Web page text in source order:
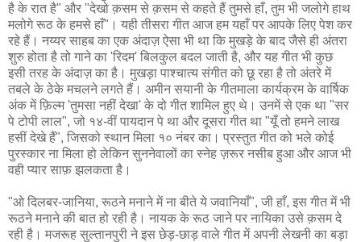
है के रात है" और "देखो क़सम से क़सम से कहते हैं तुमसे हाँ, तुम भी जलोगे हाथ
मलोगे रूठ के हमसे हाँ"। यही तीसरा गीत आज हम यहाँ पर आपके लिए पेश कर
रहे हैं। नय्यर साहब का एक अंदाज़ ऐसा भी था कि मुखड़े के बाद जैसे ही अंतरा
शुरु होता है तो गाने का 'रिदम' बिलकुल बदल जाती है, और यह गीत भी कुछ
इसी तरह के अंदाज़ का है। मुखड़ा पाश्चात्य संगीत को छू रहा है तो अंतरे में
तबले के ठेके मचलने लगते हैं। अमीन सयानी के गीतमाला कार्यक्रम के वार्षिक
अंक में फ़िल्म 'तुमसा नहीं देखा' के दो गीत शामिल हुए थे। उनमें से एक था "सर
पे टोपी लाल", जो १४-वीं पायदान पे था और दूसरा गीत था "यूँ तो हमने लाख
हसीं देखे हैं", जिसको स्थान मिला १० नंबर का। प्रस्तुत गीत को भले कोई
पुरस्कार ना मिला हो लेकिन सुननेवालों का स्नेह ज़रूर नसीब हुआ और आज भी
वही प्यार साफ़ झलकता है।
"ओ दिलबर-जानिया, रूठने मनाने में ना बीते ये जवानियाँ", जी हाँ, इस गीत में भी
रूठने मनाने की बात हो रही है। नायक के रूठ जाने पर नायिका उसे क़सम दे
रही है। मजरूह सुल्तानपुरी ने इस छेड़-छाड़ वाले गीत में अपनी लेखनी का बड़ा